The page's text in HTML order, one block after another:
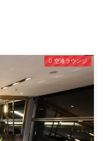
空港ラウンジ